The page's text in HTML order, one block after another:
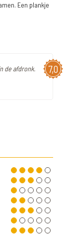
Een plankje
7,0
de afdronk.